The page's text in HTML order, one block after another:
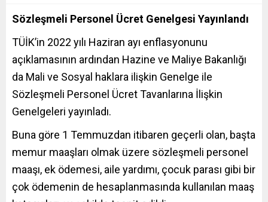
Sözleşmeli Personel Ücret Genelgesi Yayınlandı
TÜİK’in 2022 yılı Haziran ayı enflasyonunu
açıklamasının ardından Hazine ve Maliye Bakanlığı
da Mali ve Sosyal haklara ilişkin Genelge ile
Sözleşmeli Personel Ücret Tavanlarına İlişkin
Genelgeleri yayınladı.
Buna göre 1 Temmuzdan itibaren geçerli olan, başta
memur maaşları olmak üzere sözleşmeli personel
maaşı, ek ödemesi, aile yardımı, çocuk parası gibi bir
çok ödemenin de hesaplanmasında kullanılan maaş